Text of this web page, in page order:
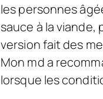
les personnes
sauce à la
version fait des
Mon md a
lorsque les